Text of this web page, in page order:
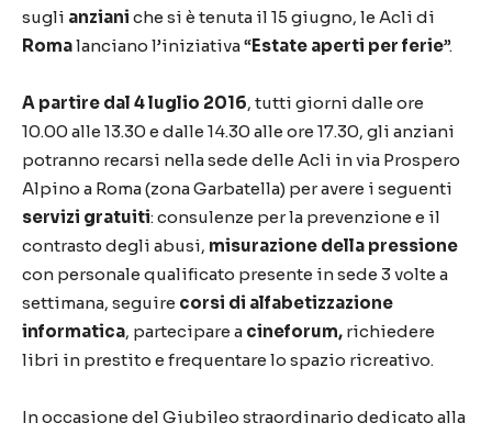
sugli anziani che si è tenuta il 15 giugno, le Acli di
Romalanciano l’iniziativa “Estate aperti per ferie”.
A partire dal 4 luglio 2016, tutti giorni dalle ore
10.00 alle 13.30 e dalle 14.30 alle ore 17.30, gli anziani
potranno recarsi nella sede delle Acli in via Prospero
Alpino a Roma (zona Garbatella) per avere i seguenti
servizi gratuiti: consulenze per la prevenzione e il
contrasto degli abusi, misurazione della pressione
con personale qualificato presente in sede 3 volte a
settimana, seguire corsi di alfabetizzazione
informatica, partecipare a cineforum, richiedere
libri in prestito e frequentare lo spazio ricreativo.
In occasione del Giubileo straordinario dedicato alla